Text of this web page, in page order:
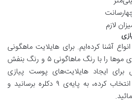
لازم
آشنا کرده‌ایم. برای هایلایت ماهگونی
پوست پیازی ابتدا باید ریشه‌ی مو‌ها را با رنگ ماهاگونی ۵ و رنگ بنفش
برای ایجاد هایلایت‌های پوست پیازی
قسمت‌های مد نظر خود را انتخاب کرده، به پایه‌ی ۹ دکلره برسانید و